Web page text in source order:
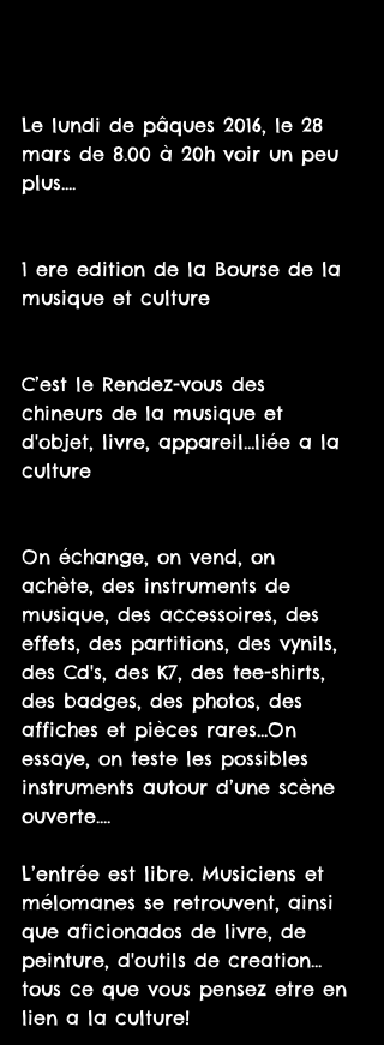
Le lundi de pâques 2016, le 28
mars de 8.00 à 20h voir un peu
plus....
1 ere edition de la Bourse de la
musique et culture
C’est le Rendez-vous des
chineurs de la musique et
d'objet, livre, appareil…liée a la
culture
On échange, on vend, on
achète, des instruments de
musique, des accessoires, des
effets, des partitions, des vynils,
des Cd's, des K7, des tee-shirts,
des badges, des photos, des
affiches et pièces rares...On
essaye, on teste les possibles
instruments autour d’une scène
ouverte....
L’entrée est libre. Musiciens et
mélomanes se retrouvent, ainsi
que aficionados de livre, de
peinture, d'outils de creation...
tous ce que vous pensez etre en
lien a la culture!